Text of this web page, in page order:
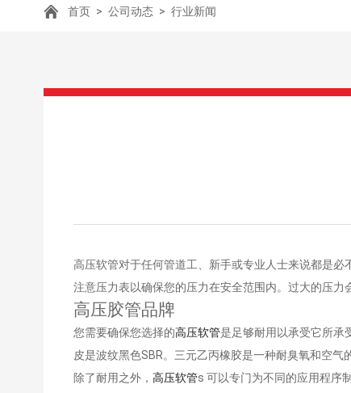
首页 > 公司动态 > 行业新闻
高压软管对于任何管道工、新手或专业人士来说都是
注意压力表以确保您的压力在安全范围内。过大的压
高压胶管品牌
您需要确保您选择的高压软管是足够耐用以承受它所承
皮是波纹黑色SBR。三元乙丙橡胶是一种耐臭氧和空气
除了耐用之外， 高压软管s 可以专门为不同的应用程序